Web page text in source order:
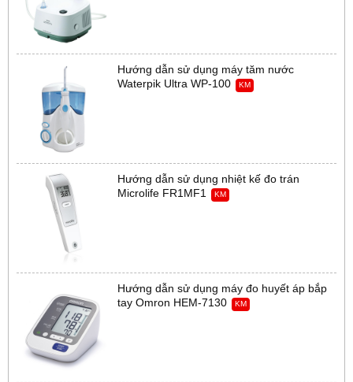
Hướng dẫn sử dụng máy tăm nước
Waterpik Ultra WP-100
KM
Hướng dẫn sử dụng nhiệt kế đo trán
Microlife FR1MF1
KM
Hướng dẫn sử dụng máy đo huyết áp bắp
tay Omron HEM-7130
KM